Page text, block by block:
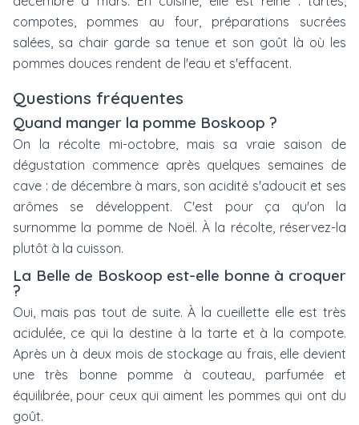
compotes, pommes au four, préparations sucrées
salées, sa chair garde sa tenue et son goût là où les
pommes douces rendent de l'eau et s'effacent.
Questions fréquentes
Quand manger la pomme Boskoop ?
On la récolte mi-octobre, mais sa vraie saison de
dégustation commence après quelques semaines de
cave : de décembre à mars, son acidité s'adoucit et ses
arômes se développent. C'est pour ça qu'on la
surnomme la pomme de Noël. À la récolte, réservez-la
plutôt à la cuisson.
La Belle de Boskoop est-elle bonne à croquer
?
Oui, mais pas tout de suite. À la cueillette elle est très
acidulée, ce qui la destine à la tarte et à la compote.
Après un à deux mois de stockage au frais, elle devient
une très bonne pomme à couteau, parfumée et
équilibrée, pour ceux qui aiment les pommes qui ont du
goût.